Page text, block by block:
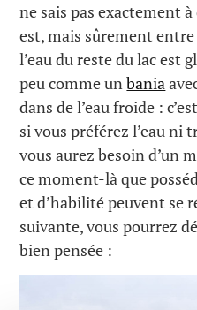
ne sais pas exactement
est, mais sûrement
l’eau du reste du lac est
peu comme unbania
dans de l’eau froide :
si vous préférez l’eau ni
vous aurez besoin d’un
ce moment-là que
et d’habilité peuvent se
suivante, vous pourrez
bien pensée :